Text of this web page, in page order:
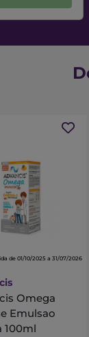
de 01/10/2025 a 31/07/2026
Omega
Emulsao
100ml